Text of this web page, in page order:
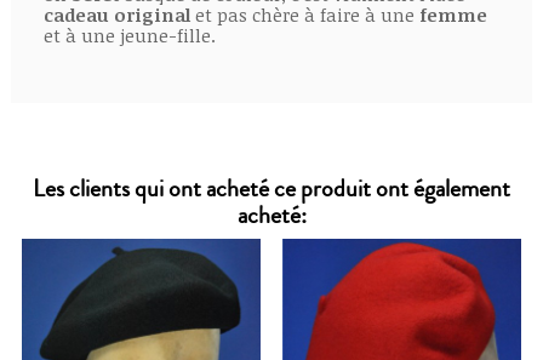
cadeau original et pas chère à faire à une femme
et à une jeune-fille.
Les clients qui ont acheté ce produit ont également
acheté: